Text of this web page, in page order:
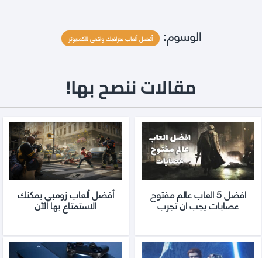
الوسوم: أفضل ألعاب بجرافيك واقعي للكمبيوتر
مقالات ننصح بها!
افضل 5 العاب عالم مفتوح
عصابات يجب ان تجرب
أفضل ألعاب زومبي يمكنك
الاستمتاع بها الآن